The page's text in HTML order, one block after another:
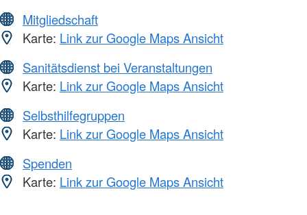
Mitgliedschaft
Karte: Link zur Google Maps Ansicht
Sanitätsdienst bei Veranstaltungen
Karte: Link zur Google Maps Ansicht
Selbsthilfegruppen
Karte: Link zur Google Maps Ansicht
Spenden
Karte: Link zur Google Maps Ansicht